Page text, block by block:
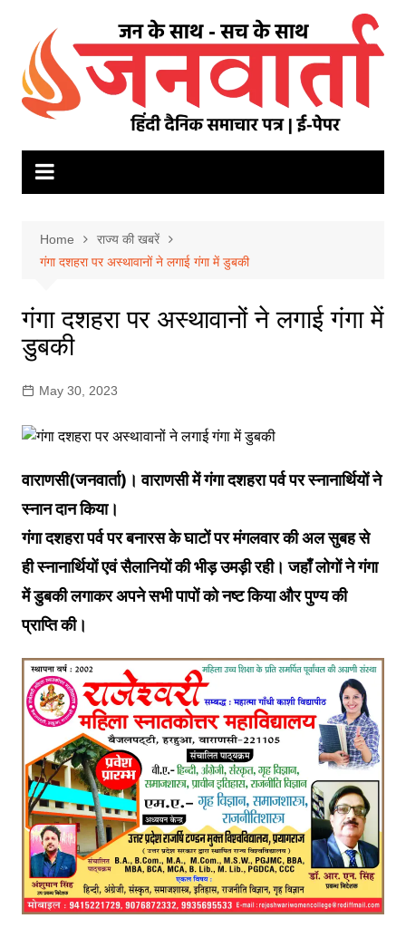
content
Home
राज्य की खबरें
गंगा दशहरा पर अस्थावानों ने लगाई गंगा में डुबकी
गंगा दशहरा पर अस्थावानों ने लगाई गंगा में
डुबकी
May 30, 2023
वाराणसी(जनवार्ता)। वाराणसी में गंगा दशहरा पर्व पर स्नानार्थियों ने
स्नान दान किया।
गंगा दशहरा पर्व पर बनारस के घाटों पर मंगलवार की अल सुबह से
ही स्नानार्थियों एवं सैलानियों की भीड़ उमड़ी रही। जहाँ लोगों ने गंगा
में डुबकी लगाकर अपने सभी पापों को नष्ट किया और पुण्य की
प्राप्ति की।